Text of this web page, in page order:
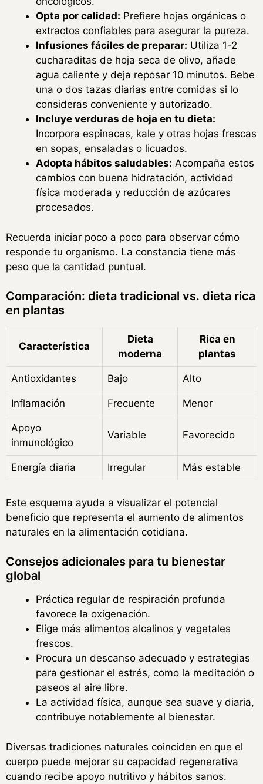
Opta por calidad: Prefiere hojas orgánicas o
extractos confiables para asegurar la pureza.
Infusiones fáciles de preparar: Utiliza 1-2
cucharaditas de hoja seca de olivo, añade
agua caliente y deja reposar 10 minutos. Bebe
una o dos tazas diarias entre comidas si lo
consideras conveniente y autorizado.
Incluye verduras de hoja en tu dieta:
Incorpora espinacas, kale y otras hojas frescas
en sopas, ensaladas o licuados.
Adopta hábitos saludables: Acompaña estos
cambios con buena hidratación, actividad
física moderada y reducción de azúcares
procesados.
Recuerda iniciar poco a poco para observar cómo
responde tu organismo. La constancia tiene más
peso que la cantidad puntual.
Comparación: dieta tradicional vs. dieta rica
en plantas
Característica
Dieta
moderna
Rica en
plantas
Antioxidantes Bajo Alto
Inflamación Frecuente Menor
Apoyo
inmunológico
Variable Favorecido
Energía diaria Irregular Más estable
Este esquema ayuda a visualizar el potencial
beneficio que representa el aumento de alimentos
naturales en la alimentación cotidiana.
Consejos adicionales para tu bienestar
global
Práctica regular de respiración profunda
favorece la oxigenación.
Elige más alimentos alcalinos y vegetales
frescos.
Procura un descanso adecuado y estrategias
para gestionar el estrés, como la meditación o
paseos al aire libre.
La actividad física, aunque sea suave y diaria,
contribuye notablemente al bienestar.
Diversas tradiciones naturales coinciden en que el
cuerpo puede mejorar su capacidad regenerativa
cuando recibe apoyo nutritivo y hábitos sanos.